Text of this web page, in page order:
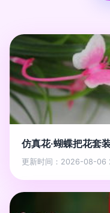
仿真花·蝴蝶把花套
更新时间：2026-08-06